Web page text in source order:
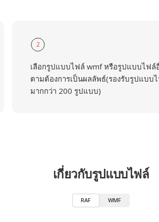
2
เลือกรูปแบบไฟล์ wmf หรือรูปแบบไฟล์
ตามต้องการเป็นผลลัพธ์(รองรับรูปแบบ
มากกว่า 200 รูปแบบ)
เกี่ยวกับรูปแบบไฟล์
RAF WMF